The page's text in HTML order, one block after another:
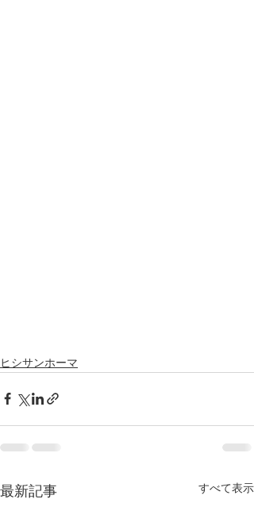
ヒシサンホーマ
最新記事 すべて表示